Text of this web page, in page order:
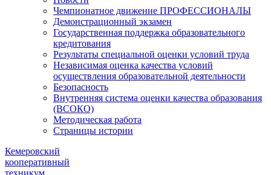
Чемпионатное движение ПРОФЕССИОНАЛЫ
Демонстрационный экзамен
Государственная поддержка образовательного
кредитования
Результаты специальной оценки условий труда
Независимая оценка качества условий
осуществления образовательной деятельности
Безопасность
Внутренняя система оценки качества образования
(ВСОКО)
Методическая работа
Страницы истории
Кемеровский
кооперативный
техникум